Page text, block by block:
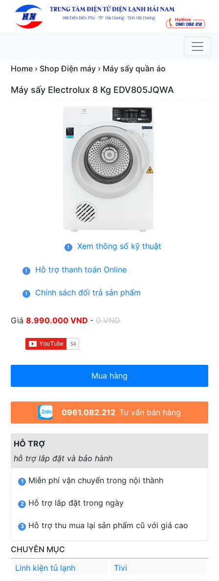
Home › Shop Điện máy › Máy sấy quần áo
Máy sấy Electrolux 8 Kg EDV805JQWA
! Xem thông số kỹ thuật
! Hỗ trợ thanh toán Online
! Chính sách đổi trả sản phẩm
Giá8.990.000 VND -0 VND
Mua hàng
0961.082.212 Tư vấn bán hàng
HỖ TRỢ
hỗ trợ lắp đặt và bảo hành
1 Miễn phí vận chuyển trong nội thành
2 Hỗ trợ lắp đặt trong ngày
3 Hỗ trợ thu mua lại sản phẩm cũ với giá cao
CHUYÊN MỤC
Linh kiện tủ lạnh
Tivi